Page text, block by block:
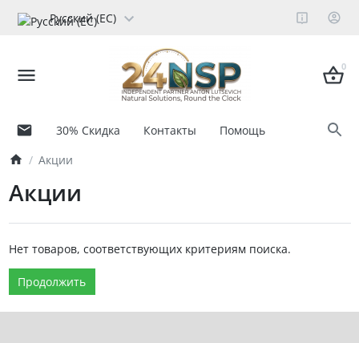
Русский (ЕС)
0
30% Скидка Контакты
Помощь
Акции
Акции
Нет товаров, соответствующих критериям поиска.
Продолжить